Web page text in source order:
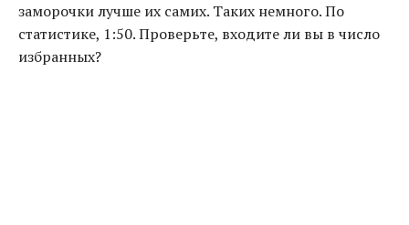
заморочки лучше их самих. Таких немного. По
статистике, 1:50. Проверьте, входите ли вы в число
избранных?